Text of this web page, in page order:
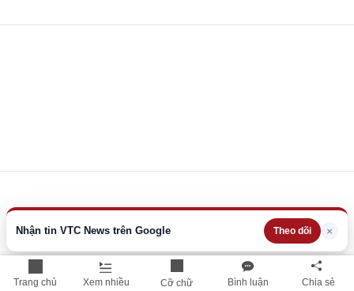
Trang chủ Xem nhiều Cỡ chữ Bình luận Chia sẻ
Nhận tin VTC News trên Google Theo dõi ×